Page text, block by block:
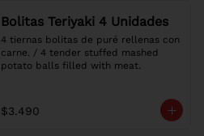
Bolitas Teriyaki 4 Unidades
4 tiernas bolitas de puré rellenas con
carne. / 4 tender stuffed mashed
potato balls filled with meat.
$3.490